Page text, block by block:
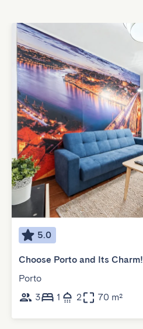
5.0
Choose Porto and Its Charm!
Porto
3
1 2 70 m²